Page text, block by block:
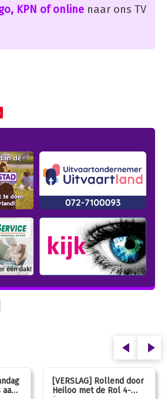
KPN of onlinenaar ons TV
[VERSLAG] Rollend door
Heiloo met de Rol 4-